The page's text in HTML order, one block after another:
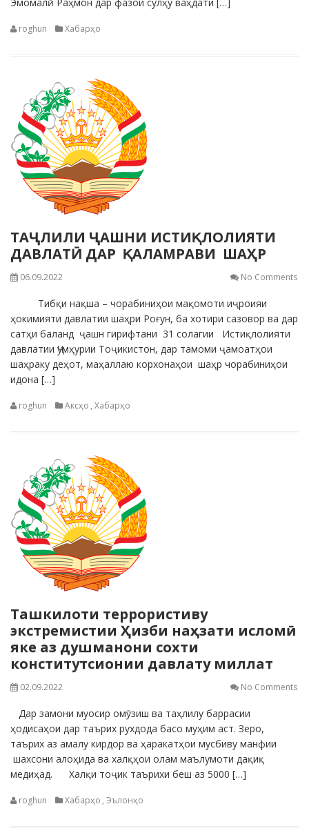
roghun Хабарҳо
ТАҶЛИЛИ ҶАШНИ ИСТИⱩЛОЛИЯТИ
ДАВЛАТӢ ДАР ⱩАЛАМРАВИ ШАҲР
06.09.2022 No Comments
Тибқи нақша – чорабиниҳои мақомоти иҷроияи
ҳокимияти давлатии шаҳри Роғун, ба хотири сазовор ва дар
сатҳи баланд ҷашн гирифтани 31 солагии Истиқлолияти
давлатии Ҷумҳурии Тоҷикистон, дар тамоми ҷамоатҳои
шаҳраку деҳот, маҳаллаю корхонаҳои шаҳр чорабиниҳои
идона […]
roghun Аксҳо , Хабарҳо
Ташкилоти террористиву
экстремистии Ҳизби наҳзати исломӣ
яке аз душманони сохти
конститутсионии давлату миллат
02.09.2022 No Comments
Дар замони муосир омӯзиш ва таҳлилу баррасии
ҳодисаҳои дар таърих рухдода басо муҳим аст. Зеро,
таърих аз амалу кирдор ва ҳаракатҳои мусбиву манфии
шахсони алоҳида ва халқҳои олам маълумоти дақиқ
медиҳад. Халқи тоҷик таърихи беш аз 5000 […]
roghun Хабарҳо , Эълонҳо